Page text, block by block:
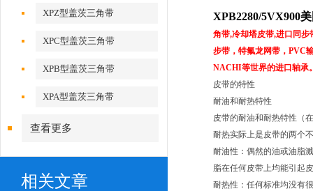
XPZ型盖茨三角带
XPC型盖茨三角带
XPB型盖茨三角带
XPA型盖茨三角带
查看更多
相关文章
XPB2280/5VX900
角带,冷却塔皮带,进口同
步带，特氟龙网带，PVC
NACHI等世界的进口轴承
皮带的特性
耐油和耐热特性
皮带的耐油和耐热特性（
耐热实际上是皮带的两个
耐油性：偶然的油或油脂
脂在任何皮带上均能引起
耐热性：任何标准均没有